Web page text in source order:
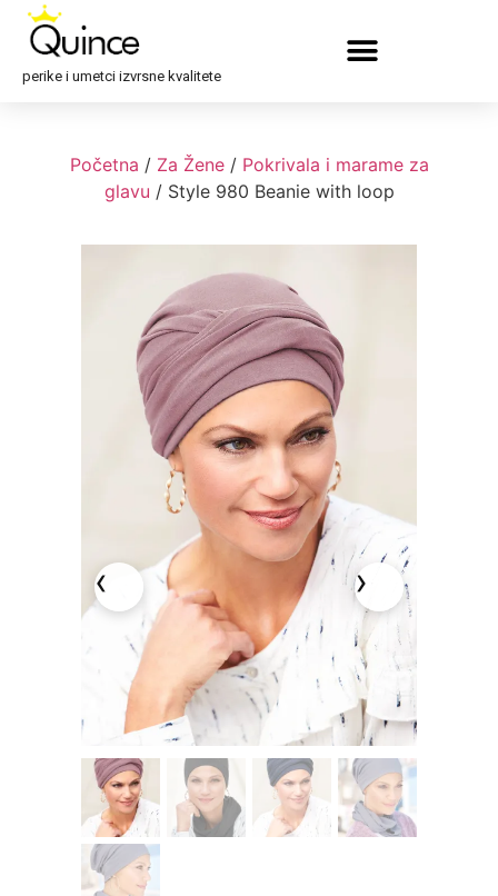
perike i umetci izvrsne kvalitete
Početna / Za Žene/ Pokrivala i marame za
glavu / Style 980 Beanie with loop